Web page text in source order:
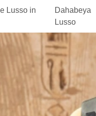
Lusso in
Dahabeya
Lusso